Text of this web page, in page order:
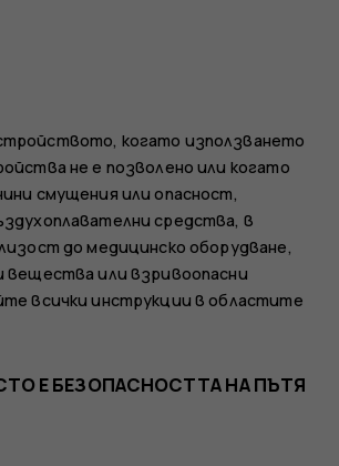
когато използването
не е позволено или когато
смущения или опасност,
средства, в
до медицинско оборудване,
вещества или взривоопасни
всички инструкции в областите
Е БЕЗОПАСНОСТТА НА ПЪТЯ